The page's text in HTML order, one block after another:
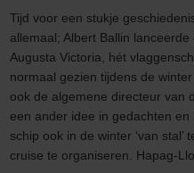
Tijd voor een stukje
allemaal; Albert Ballin
Augusta Victoria, hét
normaal gezien tijdens de
ook de algemene directeur van
een ander idee in gedachten
schip ook in de winter ‘van
cruise te organiseren. Hapag-